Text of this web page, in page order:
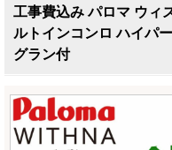
工事費込み パロマ ウィ
ルトインコンロ ハイパ
グラン付